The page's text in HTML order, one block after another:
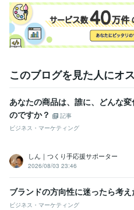
このブログを見た人にオ
あなたの商品は、誰に、どんな
のですか？
記事
ビジネス・マーケティング
しん｜つくり手応援サポーター
2026/08/03 23:46
ブランドの方向性に迷ったら考え
ビジネス・マーケティング